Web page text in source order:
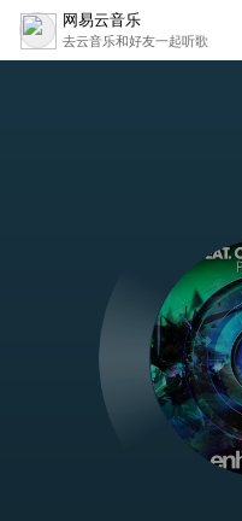
网易云音乐
去云音乐和好友一起听歌